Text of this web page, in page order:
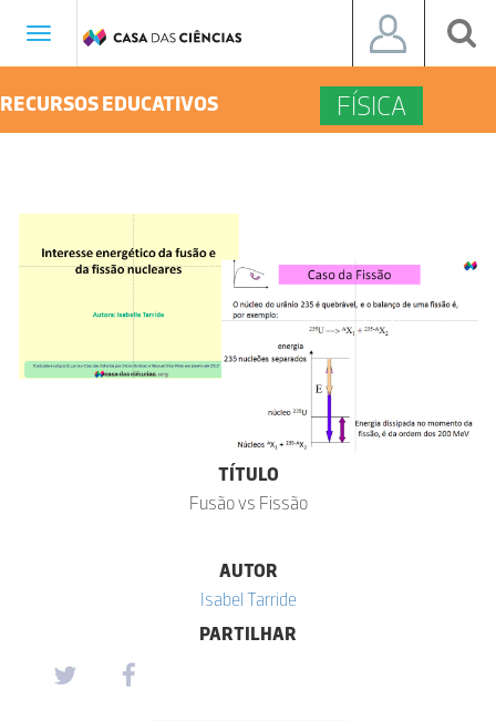
Toggle
RECURSOS EDUCATIVOS FÍSICA
TÍTULO
Fusão vs Fissão
AUTOR
Isabel Tarride
PARTILHAR